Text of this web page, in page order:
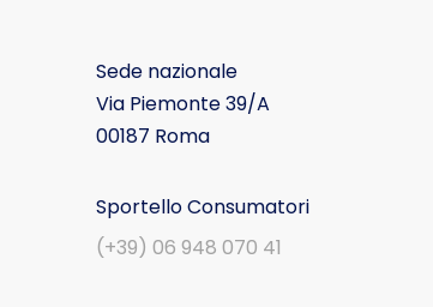
Sede nazionale
Via Piemonte 39/A
00187 Roma
Sportello Consumatori
(+39) 06 948 070 41